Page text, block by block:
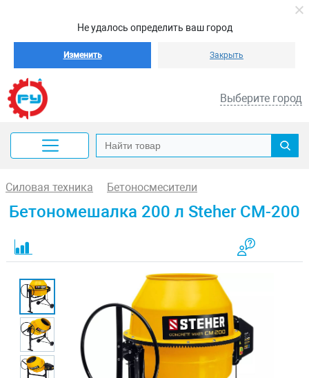
Не удалось определить ваш город
Изменить Закрыть
Выберите город
Силовая техника Бетоносмесители
Бетономешалка 200 л Steher CM-200